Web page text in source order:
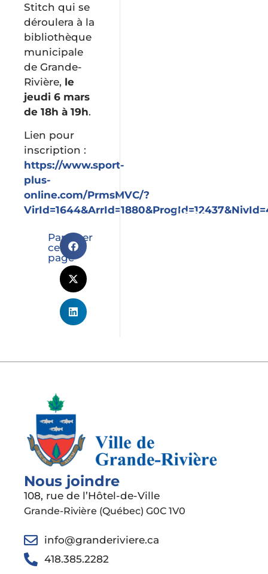
Stitch qui se
déroulera à la
bibliothèque
municipale
de Grande-
Rivière, le
jeudi 6 mars
de 18h à 19h.
Lien pour
inscription :
https://www.sport-
plus-
online.com/PrmsMVC/?
Partager
cette
page
ligne
Nous joindre
108, rue de l’Hôtel-de-Ville
Grande-Rivière (Québec) G0C 1V0
info@granderiviere.ca
418.385.2282